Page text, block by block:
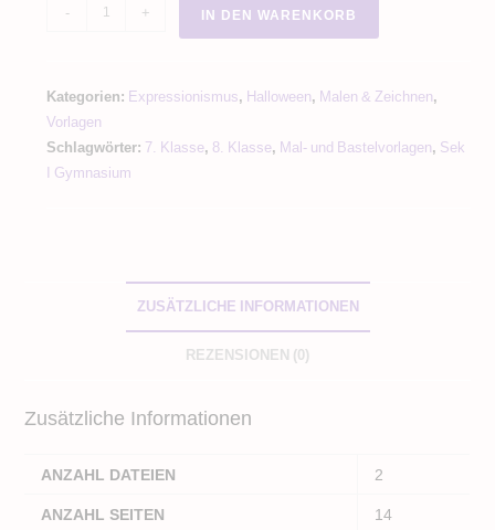
Edvard
Munch
Halloween
Kunstprojekt
- + IN DEN WARENKORB
Kategorien: Expressionismus, Halloween, Malen & Zeichnen,
Vorlagen
Schlagwörter: 7. Klasse, 8. Klasse, Mal- und Bastelvorlagen, Sek
I Gymnasium
ZUSÄTZLICHE INFORMATIONEN
REZENSIONEN (0)
Zusätzliche Informationen
ANZAHL DATEIEN
2
ANZAHL SEITEN
14